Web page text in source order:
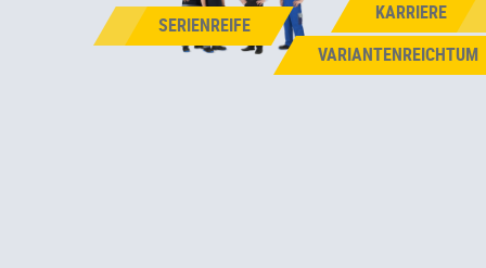
SERIENREIFE
KARRIERE
VARIANTENREICHTUM